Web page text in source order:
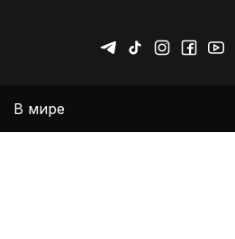
В мире